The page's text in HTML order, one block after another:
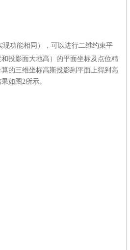
现功能相同），可以进行二维约束平
投影面大地高）的平面坐标及点位精
的三维坐标高斯投影到平面上得到高
如图2所示。